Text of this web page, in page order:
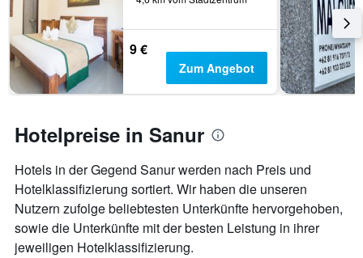
9 €
Zum Angebot
Hotelpreise in Sanur
Hotels in der Gegend Sanur werden nach Preis und
Hotelklassifizierung sortiert. Wir haben die unseren
Nutzern zufolge beliebtesten Unterkünfte hervorgehoben,
sowie die Unterkünfte mit der besten Leistung in ihrer
jeweiligen Hotelklassifizierung.